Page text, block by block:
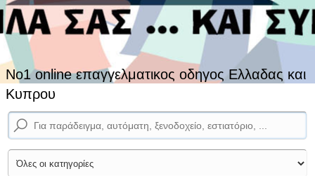
No1 online επαγγελματικος οδηγος Ελλαδας και
Κυπρου